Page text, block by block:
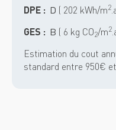
DPE : D ( 202 kWh/m2
GES : B ( 6 kg CO2/m2
Estimation du cout
standard entre 950€